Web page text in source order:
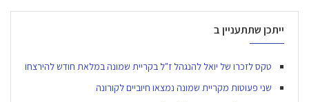
ייתכן שתתעניין ב
טקס לזכרו של יואל להנגהל ז"ל בקריית שמונה במלאת חודש להירצחו
שני פעוטות מקריית שמונה נמצאו חיוביים לקורונה